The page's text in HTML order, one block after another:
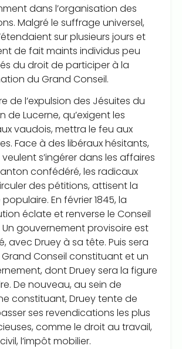
dans l’organisation des
Malgré le suffrage universel,
sur plusieurs jours et
de fait maints individus peu
du droit de participer à la
du Grand Conseil.
de l’expulsion des Jésuites du
de Lucerne, qu’exigent les
vaudois, mettra le feu aux
Face à des libéraux hésitants,
s’ingérer dans les affaires
confédéré, les radicaux
des pétitions, attisent la
En février 1845, la
éclate et renverse le Conseil
Un gouvernement provisoire est
avec Druey à sa tête. Puis sera
Grand Conseil constituant et un
dont Druey sera la figure
De nouveau, au sein de
constituant, Druey tente de
ses revendications les plus
comme le droit au travail,
l’impôt mobilier.